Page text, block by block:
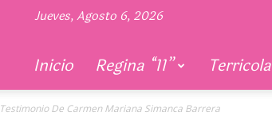
Jueves, Agosto 6, 2026
Inicio Regina “11” Terricola
Testimonio De Carmen Mariana Simanca Barrera